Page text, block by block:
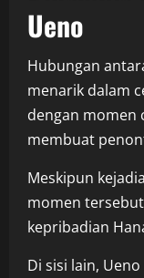
Ueno
Hubungan
menarik dalam
dengan momen
membuat
Meskipun
momen
kepribadian
Di sisi lain,